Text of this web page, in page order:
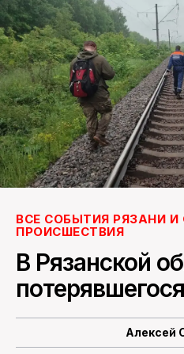
Все материалы 7инфо
О НАС
ПОИСК
ВСЕ СОБЫТИЯ РЯЗАНИ И
ПРОИСШЕСТВИЯ
В Рязанской
Алексей